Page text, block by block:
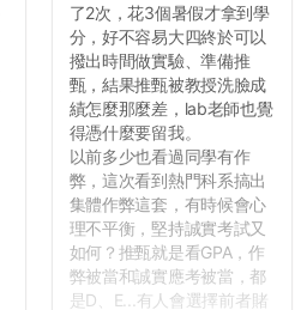
了2次，花3個暑假才拿到學
分，好不容易大四終於可以
撥出時間做實驗、準備推
甄，結果推甄被教授洗臉成
績怎麼那麼差，lab老師也覺
得憑什麼要留我。
以前多少也看過同學有作
弊，這次看到熱門科系搞出
集體作弊這套，有時候會心
理不平衡，堅持誠實考試又
如何？推甄就是看GPA，作
弊被當和誠實應考被當，都
是D、E...有人會選擇前者賭